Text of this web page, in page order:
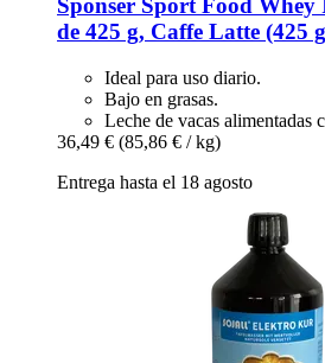
Sponser Sport Food Whey
de 425 g, Caffe Latte (425
Ideal para uso diario.
Bajo en grasas.
Leche de vacas alimentadas
36,49 € (85,86 € / kg)
Entrega hasta el 18 agosto